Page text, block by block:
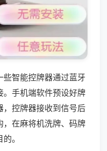
智能控牌器通过蓝牙
。手机端软件预设好牌
，控牌器接收到信号后
，在麻将机洗牌、码牌
。